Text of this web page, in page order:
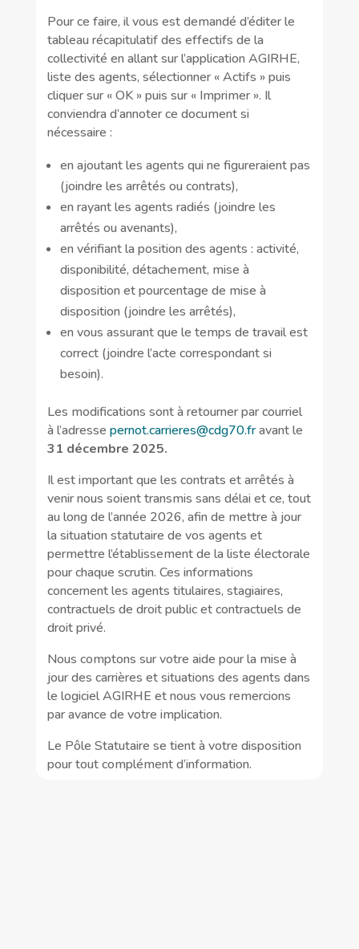
Pour ce faire, il vous est demandé d’éditer le
tableau récapitulatif des effectifs de la
collectivité en allant sur l’application AGIRHE,
liste des agents, sélectionner « Actifs » puis
cliquer sur « OK » puis sur « Imprimer ». Il
conviendra d’annoter ce document si
nécessaire :
en ajoutant les agents qui ne figureraient pas
(joindre les arrêtés ou contrats),
en rayant les agents radiés (joindre les
arrêtés ou avenants),
en vérifiant la position des agents : activité,
disponibilité, détachement, mise à
disposition et pourcentage de mise à
disposition (joindre les arrêtés),
en vous assurant que le temps de travail est
correct (joindre l’acte correspondant si
besoin).
Les modifications sont à retourner par courriel
à l’adressepernot.carrieres@cdg70.fravant le
31 décembre 2025.
Il est important que les contrats et arrêtés à
venir nous soient transmis sans délai et ce, tout
au long de l’année 2026, afin de mettre à jour
la situation statutaire de vos agents et
permettre l’établissement de la liste électorale
pour chaque scrutin. Ces informations
concernent les agents titulaires, stagiaires,
contractuels de droit public et contractuels de
droit privé.
Nous comptons sur votre aide pour la mise à
jour des carrières et situations des agents dans
le logiciel AGIRHE et nous vous remercions
par avance de votre implication.
Le Pôle Statutaire se tient à votre disposition
pour tout complément d’information.